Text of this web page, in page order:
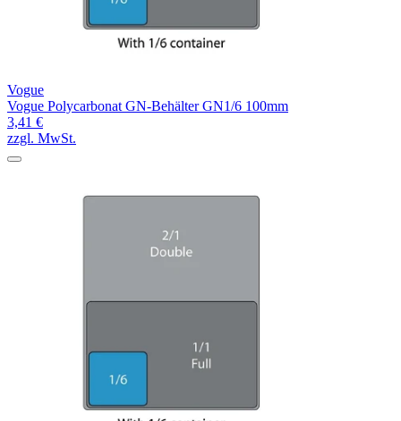
Vogue
Vogue Polycarbonat GN-Behälter GN1/6 100mm
3,41 €
zzgl. MwSt.